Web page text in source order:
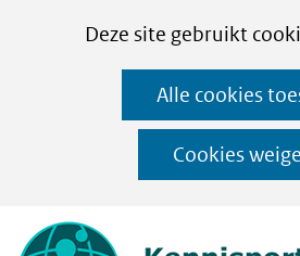
CookiesDeze site gebruikt
op
Alle cookies
Cookies
Ga
de